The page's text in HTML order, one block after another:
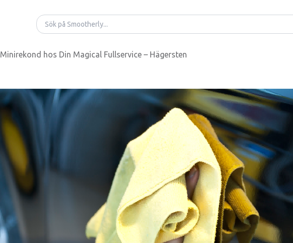
Minirekond hos Din Magical Fullservice – Hägersten